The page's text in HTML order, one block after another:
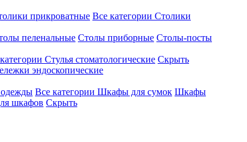
прикроватные Все категории Столики
пеленальные Столы приборные Столы-посты
Стулья стоматологические Скрыть
эндоскопические
Все категории Шкафы для сумок Шкафы
шкафов Скрыть